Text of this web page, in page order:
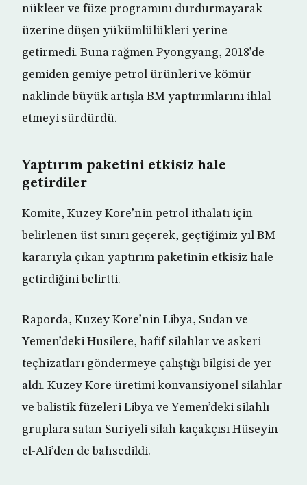
nükleer ve füze programını durdurmayarak
üzerine düşen yükümlülükleri yerine
getirmedi. Buna rağmen Pyongyang, 2018’de
gemiden gemiye petrol ürünleri ve kömür
naklinde büyük artışla BM yaptırımlarını ihlal
etmeyi sürdürdü.
Yaptırım paketini etkisiz hale
getirdiler
Komite, Kuzey Kore’nin petrol ithalatı için
belirlenen üst sınırı geçerek, geçtiğimiz yıl BM
kararıyla çıkan yaptırım paketinin etkisiz hale
getirdiğini belirtti.
Raporda, Kuzey Kore’nin Libya, Sudan ve
Yemen’deki Husilere, hafif silahlar ve askeri
teçhizatları göndermeye çalıştığı bilgisi de yer
aldı. Kuzey Kore üretimi konvansiyonel silahlar
ve balistik füzeleri Libya ve Yemen’deki silahlı
gruplara satan Suriyeli silah kaçakçısı Hüseyin
el-Ali’den de bahsedildi.